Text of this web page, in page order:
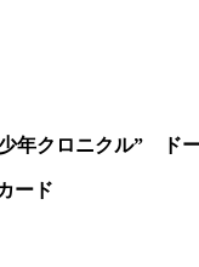
年クロニクル” ド
ード